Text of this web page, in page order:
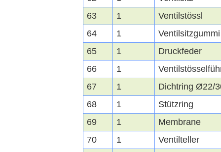
63
1
Ventilstössl
64
1
Ventilsitzgummi
65
1
Druckfeder
66
1
67
1
Dichtring Ø22/
68
1
Stützring
69
1
Membrane
70
1
Ventilteller